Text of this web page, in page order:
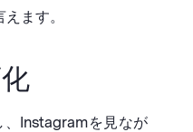
ます。
Instagramを見なが